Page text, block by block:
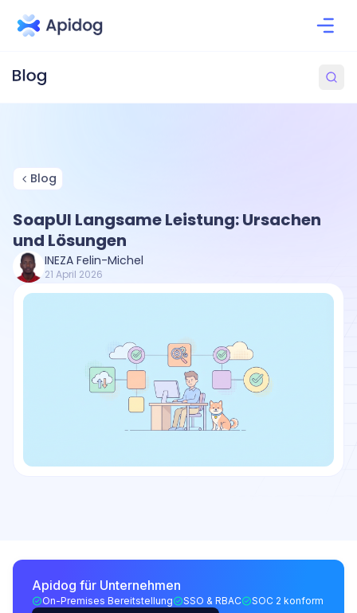
Blog
SoapUI Langsame Leistung: Ursachen
und Lösungen
INEZA Felin-Michel
21 April 2026
Apidog für Unternehmen
On-Premises Bereitstellung SSO & RBAC SOC 2 konform